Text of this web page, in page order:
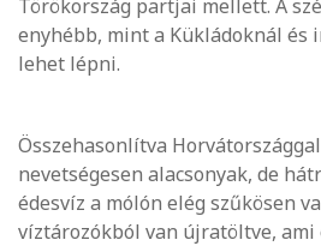
Törökország partjai mellett. A
enyhébb, mint a Kükládoknál és
lehet lépni.
Összehasonlítva
nevetségesen alacsonyak, de
édesvíz a mólón elég szűkösen
víztározókból van újratöltve, ami